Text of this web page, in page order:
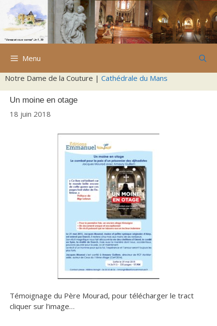
Aller
contenu
Menu
Notre Dame de la Couture | Cathédrale du Mans
Un moine en otage
18 juin 2018
Témoignage du Père Mourad, pour télécharger le tract
cliquer sur l’image…